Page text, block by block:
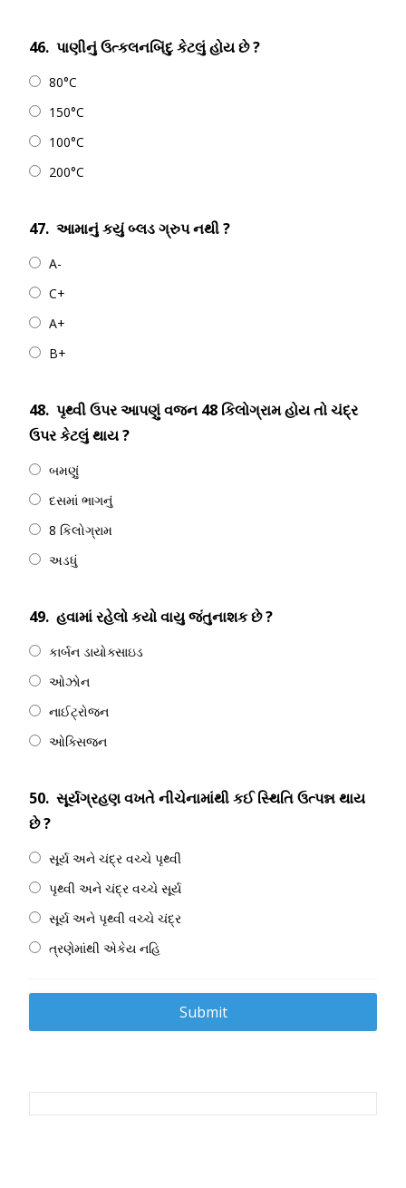
46. પાણીનું ઉત્કલનબિંદુ કેટલું હોય છે ?
80°C
150°C
100°C
200°C
47. આમાનું કયું બ્લડ ગ્રુપ નથી ?
A-
C+
A+
B+
48. પૃથ્વી ઉપર આપણું વજન 48 કિલોગ્રામ હોય તો ચંદ્ર
ઉપર કેટલું થાય ?
બમણું
દસમાં ભાગનું
8 કિલોગ્રામ
અડધું
49. હવામાં રહેલો કયો વાયુ જંતુનાશક છે ?
કાર્બન ડાયોક્સાઇડ
ઓઝોન
નાઈટ્રોજન
ઓક્સિજન
50. સૂર્યગ્રહણ વખતે નીચેનામાંથી કઈ સ્થિતિ ઉત્પન્ન થાય
છે ?
સૂર્ય અને ચંદ્ર વચ્ચે પૃથ્વી
પૃથ્વી અને ચંદ્ર વચ્ચે સૂર્ય
સૂર્ય અને પૃથ્વી વચ્ચે ચંદ્ર
ત્રણેમાંથી એકેય નહિ
Post